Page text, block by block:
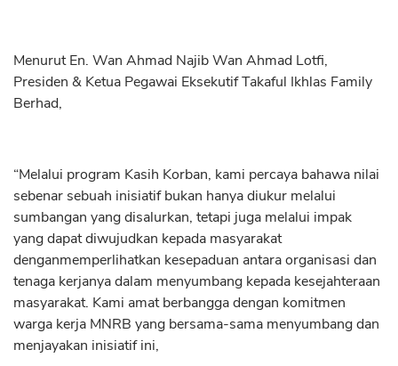
Menurut En. Wan Ahmad Najib Wan Ahmad Lotfi,
Presiden & Ketua Pegawai Eksekutif Takaful Ikhlas Family
Berhad,
“Melalui program Kasih Korban, kami percaya bahawa nilai
sebenar sebuah inisiatif bukan hanya diukur melalui
sumbangan yang disalurkan, tetapi juga melalui impak
yang dapat diwujudkan kepada masyarakat
denganmemperlihatkan kesepaduan antara organisasi dan
tenaga kerjanya dalam menyumbang kepada kesejahteraan
masyarakat. Kami amat berbangga dengan komitmen
warga kerja MNRB yang bersama-sama menyumbang dan
menjayakan inisiatif ini,